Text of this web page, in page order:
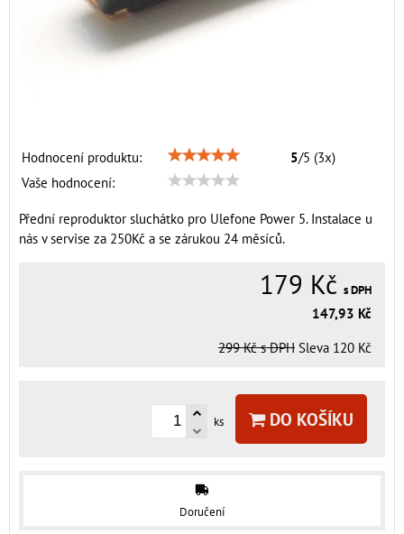
Hodnocení produktu: 5/5 (3x)
Vaše hodnocení:
Přední reproduktor sluchátko pro Ulefone Power 5. Instalace u
nás v servise za 250Kč a se zárukou 24 měsíců.
179 Kč s DPH
147,93 Kč
299 Kč s DPH Sleva 120 Kč
ks DO KOŠÍKU
Doručení